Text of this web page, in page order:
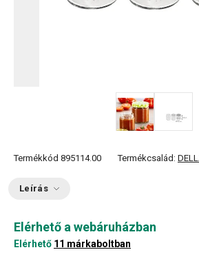
Termékkód 895114.00 Termékcsalád:
Leírás
Elérhető a webáruházban
Elérhető 11 márkaboltban